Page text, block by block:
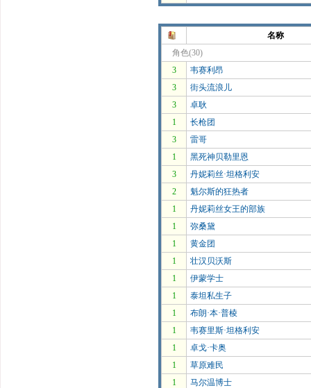
名称
角色(30)
3
韦赛利昂
3
街头流浪儿
3
卓耿
1
长枪团
3
雷哥
1
黑死神贝勒里恩
3
丹妮莉丝·坦格利安
2
魁尔斯的狂热者
1
丹妮莉丝女王的部族
1
弥桑黛
1
黄金团
1
壮汉贝沃斯
1
伊蒙学士
1
泰坦私生子
1
布朗·本·普棱
1
韦赛里斯·坦格利安
1
卓戈·卡奥
1
草原难民
1
马尔温博士